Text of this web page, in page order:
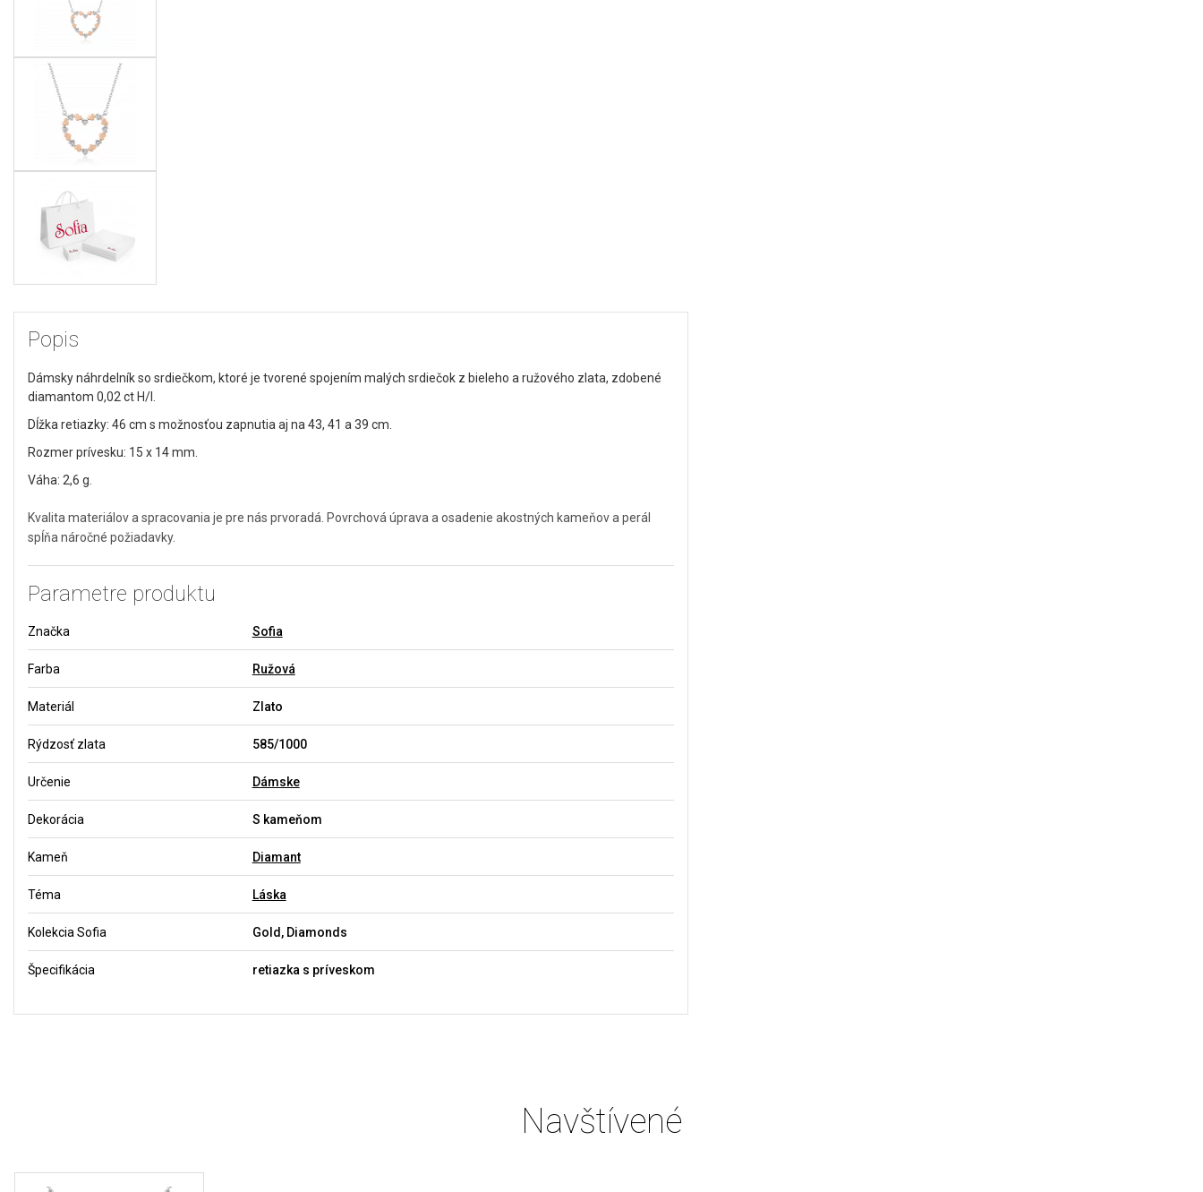
Popis
Dámsky náhrdelník so srdiečkom, ktoré je tvorené spojením malých srdiečok z bieleho a ružového zlata, zdobené
diamantom 0,02 ct H/I.
Dĺžka retiazky: 46 cm s možnosťou zapnutia aj na 43, 41 a 39 cm.
Rozmer prívesku: 15 x 14 mm.
Váha: 2,6 g.
Kvalita materiálov a spracovania je pre nás prvoradá. Povrchová úprava a osadenie akostných kameňov a perál
spĺňa náročné požiadavky.
Parametre produktu
Značka Sofia
Farba Ružová
Materiál Zlato
Rýdzosť zlata 585/1000
Určenie Dámske
Dekorácia S kameňom
Kameň Diamant
Téma Láska
Kolekcia Sofia Gold, Diamonds
Špecifikácia retiazka s príveskom
Navštívené